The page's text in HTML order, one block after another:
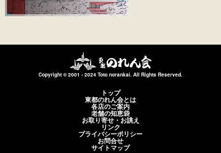
Copyright © 2001 - 2024 Toto norankai. All Rights Reserved.
トップ
東都のれん会とは
各店のご案内
老舗の知恵袋
お取り寄せ・お誂え
リンク
プライバシーポリシー
お問合せ
サイトマップ